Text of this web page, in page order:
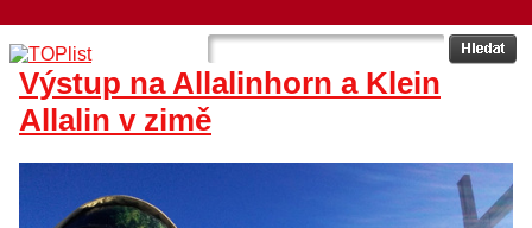
Výstup na Allalinhorn a Klein
Allalin v zimě